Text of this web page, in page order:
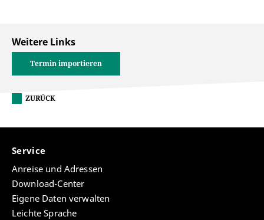
Weitere Links
Termin importieren
ZURÜCK
Service
Anreise und Adressen
Download-Center
Eigene Daten verwalten
Leichte Sprache